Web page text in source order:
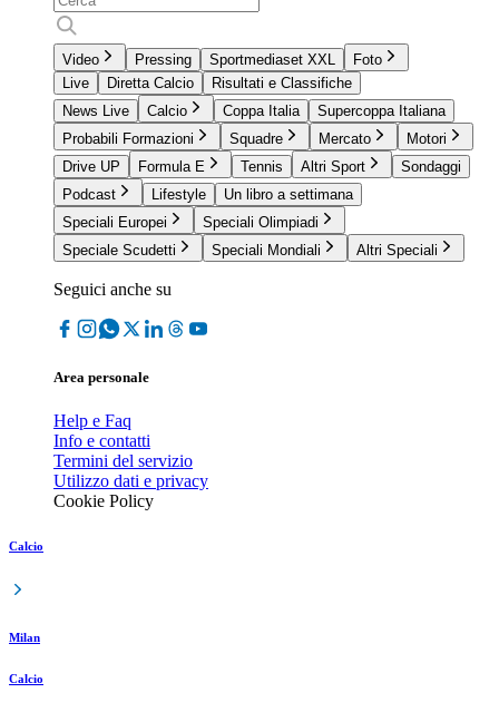
Video Pressing Sportmediaset XXL
Foto
Live
Diretta Calcio
Risultati e Classifiche
News Live
Calcio Coppa Italia
Supercoppa Italiana
Probabili Formazioni
Squadre Mercato
Motori
Drive UP
Formula E Tennis Altri Sport
Sondaggi
Podcast
Lifestyle
Un libro a settimana
Speciali Europei
Speciali Olimpiadi
Speciale Scudetti
Speciali Mondiali Altri Speciali
Seguici anche su
Area personale
Help e Faq
Info e contatti
Termini del servizio
Utilizzo dati e privacy
Cookie Policy
Calcio
Milan
Calcio